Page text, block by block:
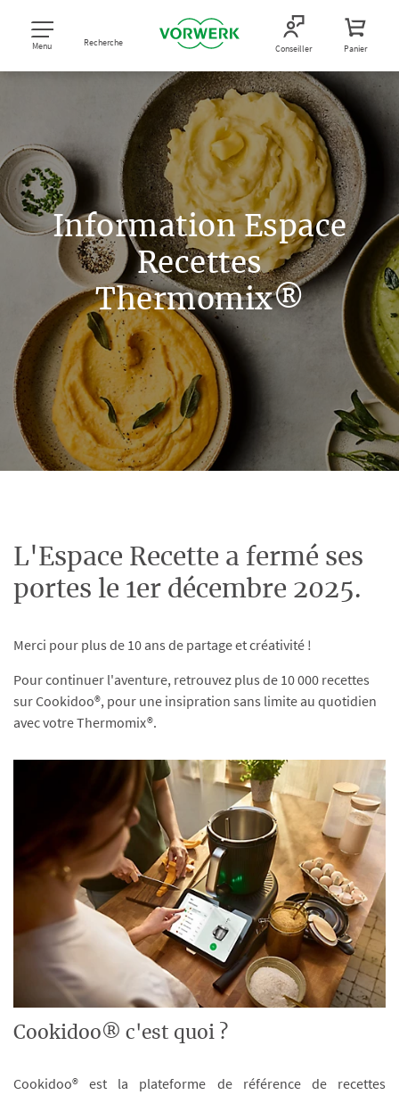
Menu Recherche Conseiller Panier
Information Espace
Recettes
Thermomix®
L'Espace Recette a fermé ses
portes le 1er décembre 2025.
Merci pour plus de 10 ans de partage et créativité !
Pour continuer l'aventure, retrouvez plus de 10 000 recettes
sur Cookidoo®, pour une insipration sans limite au quotidien
avec votre Thermomix®.
Cookidoo® c'est quoi ?
Cookidoo® est la plateforme de référence de recettes